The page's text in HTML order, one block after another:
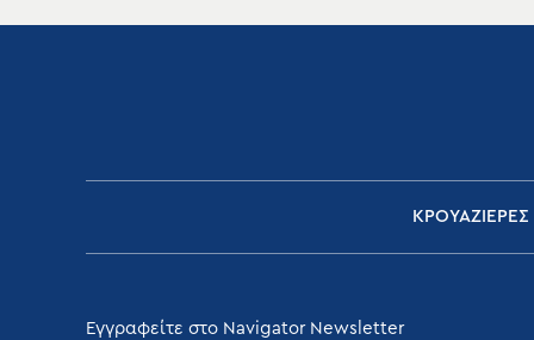
ΚΡΟΥΑΖΙΕΡΕΣ
Εγγραφείτε στο Navigator Newsletter